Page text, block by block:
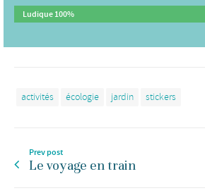
Ludique100%
activités écologie jardin stickers
Prev post
Le voyage en train